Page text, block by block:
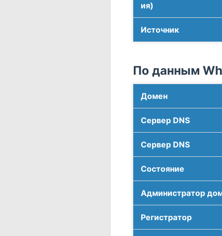
ия)
Источник
По данным
Домен
Сервер DNS
Сервер DNS
Соcтояние
Администратор
Регистратор